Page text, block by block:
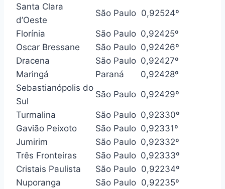
Santa Clara
d’Oeste
São Paulo 0,92524º
Florínia São Paulo 0,92425º
Oscar Bressane
São Paulo 0,92426º
Dracena
São Paulo 0,92427º
Maringá
Paraná 0,92428º
Sebastianópolis do
Sul
São Paulo 0,92429º
Turmalina São Paulo 0,92330º
Gavião Peixoto
São Paulo 0,92331º
Jumirim
São Paulo 0,92332º
Três Fronteiras
São Paulo 0,92333º
Cristais Paulista
São Paulo 0,92234º
Nuporanga
São Paulo 0,92235º